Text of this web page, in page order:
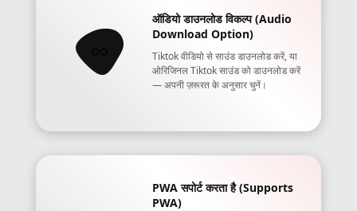
ऑडियो डाउनलोड विकल्प (Audio
Download Option)
Tiktok वीडियो से साउंड डाउनलोड करें, या
ओरिजिनल Tiktok साउंड को डाउनलोड करें
— अपनी ज़रूरत के अनुसार चुनें।
PWA सपोर्ट करता है (Supports
PWA)